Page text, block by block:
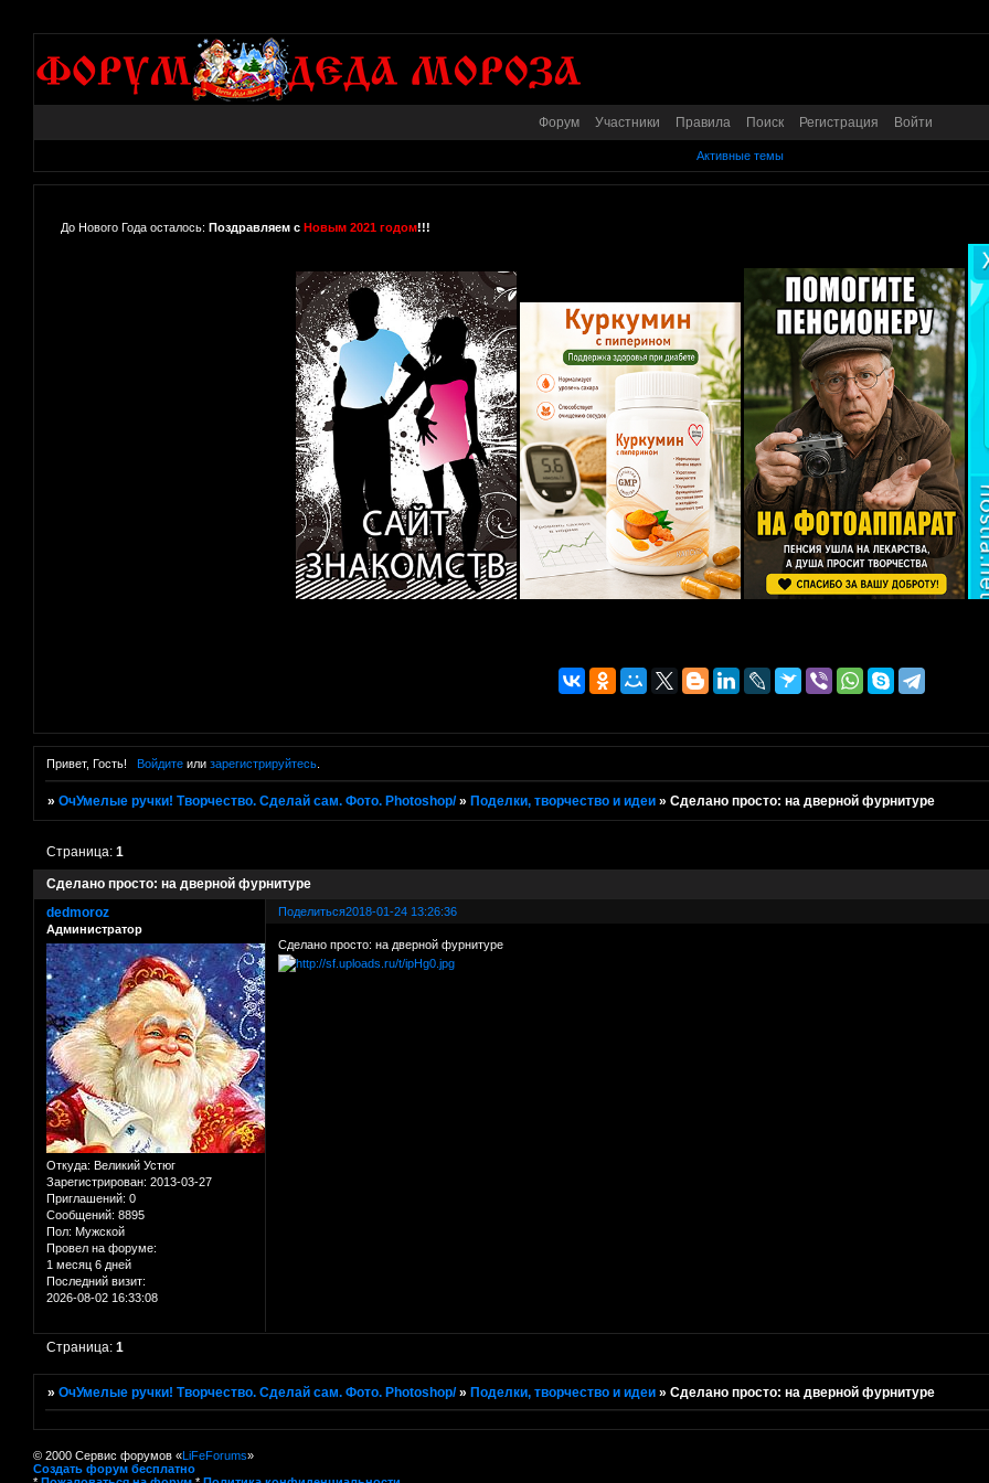
Форум Участники Правила Поиск Регистрация Войти
Активные темы
До Нового Года осталось: Поздравляем с Новым 2021 годом!!!
Привет, Гость! Войдитеили зарегистрируйтесь.
»ОчУмелые ручки! Творчество. Сделай сам. Фото. Photoshop/ » Поделки, творчество и идеи »Сделано просто: на дверной фурнитуре
Сделано просто: на дверной фурнитуре
Страница:1
Поделиться2018-01-24 13:26:36
dedmoroz
Администратор
Откуда: Великий Устюг
Зарегистрирован: 2013-03-27
Приглашений: 0
Сообщений: 8895
Пол: Мужской
Провел на форуме:
1 месяц 6 дней
Последний визит:
2026-08-02 16:33:08
Сделано просто: на дверной фурнитуре
Страница:1
»ОчУмелые ручки! Творчество. Сделай сам. Фото. Photoshop/ » Поделки, творчество и идеи »Сделано просто: на дверной фурнитуре
© 2000 Сервис форумов «LiFeForums»
Создать форум бесплатно